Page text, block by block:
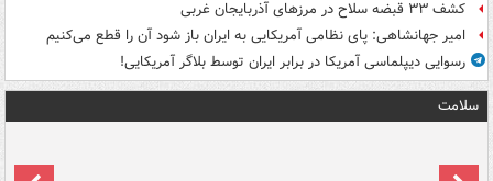
کشف ۳۳ قبضه سلاح در مرزهای آذربایجان غربی
امیر جهانشاهی: پای نظامی آمریکایی به ایران باز شود آن را قطع می‌کنیم
رسوایی دیپلماسی آمریکا در برابر ایران توسط بلاگر آمریکایی!
سلامت